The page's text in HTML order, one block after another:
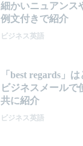
細かいニュアンス
例文付きで紹介
ビジネス英語
「best regards」
ビジネスメールで
共に紹介
ビジネス英語